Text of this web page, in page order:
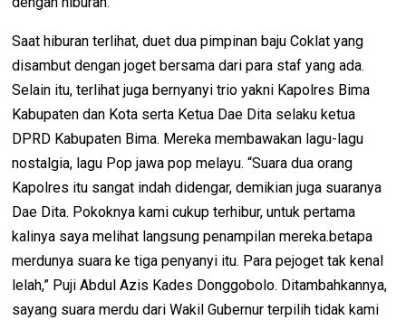
Saat hiburan terlihat, duet dua pimpinan baju Coklat yang
disambut dengan joget bersama dari para staf yang ada.
Selain itu, terlihat juga bernyanyi trio yakni Kapolres Bima
Kabupaten dan Kota serta Ketua Dae Dita selaku ketua
DPRD Kabupaten Bima. Mereka membawakan lagu-lagu
nostalgia, lagu Pop jawa pop melayu. “Suara dua orang
Kapolres itu sangat indah didengar, demikian juga suaranya
Dae Dita. Pokoknya kami cukup terhibur, untuk pertama
kalinya saya melihat langsung penampilan mereka.betapa
merdunya suara ke tiga penyanyi itu. Para pejoget tak kenal
lelah,” Puji Abdul Azis Kades Donggobolo. Ditambahkannya,
sayang suara merdu dari Wakil Gubernur terpilih tidak kami